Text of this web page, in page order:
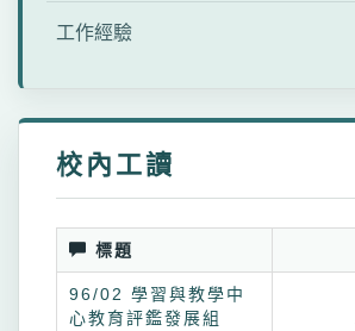
工作經驗
校內工讀
標題
96/02 學習與教學中
心教育評鑑發展組